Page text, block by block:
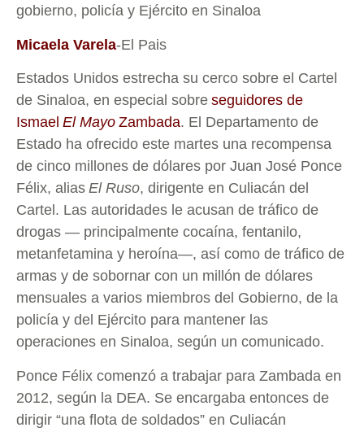
gobierno, policía y Ejército en Sinaloa
Micaela Varela-El Pais
Estados Unidos estrecha su cerco sobre el Cartel
de Sinaloa, en especial sobre seguidores de
Ismael El Mayo Zambada. El Departamento de
Estado ha ofrecido este martes una recompensa
de cinco millones de dólares por Juan José Ponce
Félix, alias El Ruso, dirigente en Culiacán del
Cartel. Las autoridades le acusan de tráfico de
drogas — principalmente cocaína, fentanilo,
metanfetamina y heroína—, así como de tráfico de
armas y de sobornar con un millón de dólares
mensuales a varios miembros del Gobierno, de la
policía y del Ejército para mantener las
operaciones en Sinaloa, según un comunicado.
Ponce Félix comenzó a trabajar para Zambada en
2012, según la DEA. Se encargaba entonces de
dirigir “una flota de soldados” en Culiacán